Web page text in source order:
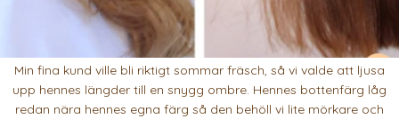
Min fina kund ville bli riktigt sommar fräsch, så vi valde att ljusa
upp hennes längder till en snygg ombre. Hennes bottenfärg låg
redan nära hennes egna färg så den behöll vi lite mörkare och